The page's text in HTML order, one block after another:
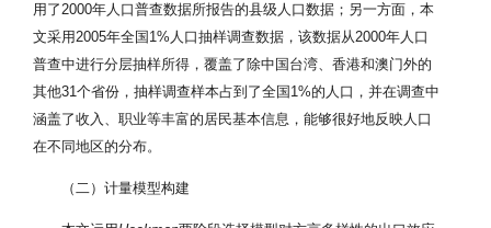
用了2000年人口普查数据所报告的县级人口数据；另一方面，本
文采用2005年全国1%人口抽样调查数据，该数据从2000年人口
普查中进行分层抽样所得，覆盖了除中国台湾、香港和澳门外的
其他31个省份，抽样调查样本占到了全国1%的人口，并在调查中
涵盖了收入、职业等丰富的居民基本信息，能够很好地反映人口
在不同地区的分布。
（二）计量模型构建